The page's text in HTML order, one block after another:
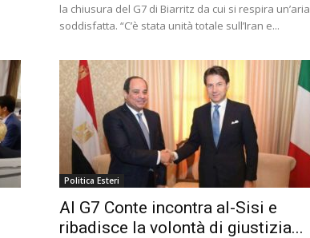
la chiusura del G7 di Biarritz da cui si respira un’aria
soddisfatta. “C’è stata unità totale sull’Iran e...
Politica Esteri
Al G7 Conte incontra al-Sisi e
ribadisce la volontà di giustizia...